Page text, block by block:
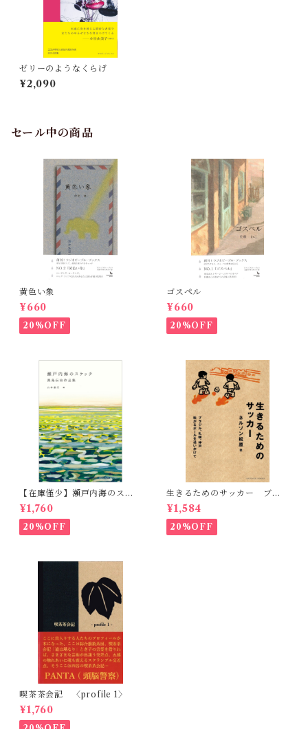
ゼリーのようなくらげ
¥2,090
セール中の商品
黄色い象
¥660
20%OFF
ゴスペル
¥660
20%OFF
【在庫僅少】瀬戸内海のスケ
ッチ 黒島伝治作品集
¥1,760
20%OFF
生きるためのサッカー ブラ
ジル、札幌、神戸 転がるボ
ールを追いかけて
¥1,584
20%OFF
喫茶茶会記 〈profile 1〉
¥1,760